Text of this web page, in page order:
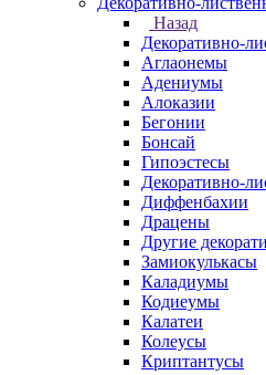
Назад
Декоративно-
Аглаонемы
Адениумы
Алоказии
Бегонии
Бонсай
Гипоэстесы
Декоративно-
Диффенбахии
Драцены
Другие
Замиокулькасы
Каладиумы
Кодиеумы
Калатеи
Колеусы
Криптантусы